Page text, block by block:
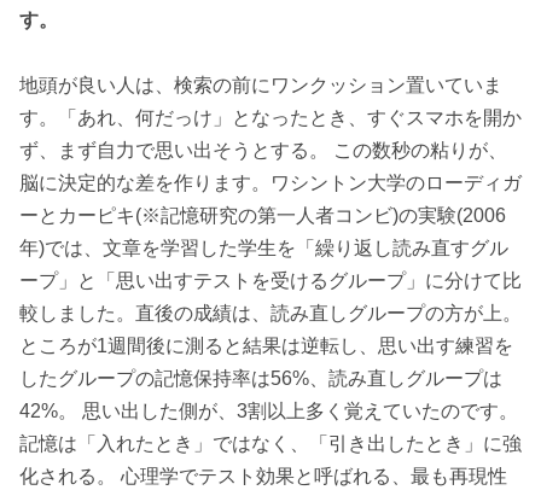
す。
地頭が良い人は、検索の前にワンクッション置いていま
す。「あれ、何だっけ」となったとき、すぐスマホを開か
ず、まず自力で思い出そうとする。 この数秒の粘りが、
脳に決定的な差を作ります。ワシントン大学のローディガ
ーとカーピキ(※記憶研究の第一人者コンビ)の実験(2006
年)では、文章を学習した学生を「繰り返し読み直すグル
ープ」と「思い出すテストを受けるグループ」に分けて比
較しました。直後の成績は、読み直しグループの方が上。
ところが1週間後に測ると結果は逆転し、思い出す練習を
したグループの記憶保持率は56%、読み直しグループは
42%。 思い出した側が、3割以上多く覚えていたのです。
記憶は「入れたとき」ではなく、「引き出したとき」に強
化される。 心理学でテスト効果と呼ばれる、最も再現性